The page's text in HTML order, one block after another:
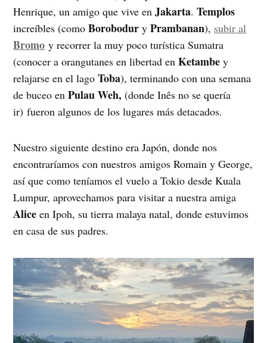
Henrique, un amigo que vive enJakarta.Templos
increíbles (comoBorobodur yPrambanan), subir al
Bromo y recorrer la muy poco turística Sumatra
(conocer a orangutanes en libertad enKetambe y
relajarse en el lagoToba), terminando con una semana
de buceo en Pulau Weh,(donde Inês no se quería
ir) fueron algunos de los lugares más detacados.
Nuestro siguiente destino era Japón, donde nos
encontraríamos con nuestros amigos Romain y George,
así que como teníamos el vuelo a Tokio desde Kuala
Lumpur, aprovechamos para visitar a nuestra amiga
Alice en Ipoh, su tierra malaya natal, donde estuvimos
en casa de sus padres.